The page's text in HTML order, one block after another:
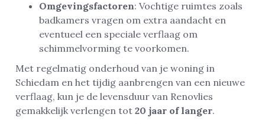
Omgevingsfactoren: Vochtige ruimtes zoals
badkamers vragen om extra aandacht en
eventueel een speciale verflaag om
schimmelvorming te voorkomen.
Met regelmatig onderhoud van je woning in
Schiedam en het tijdig aanbrengen van een nieuwe
verflaag, kun je de levensduur van Renovlies
gemakkelijk verlengen tot 20 jaar of langer.